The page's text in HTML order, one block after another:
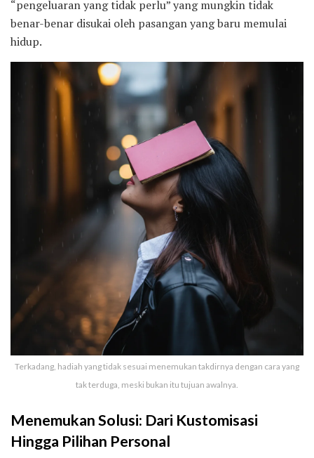
“pengeluaran yang tidak perlu” yang mungkin tidak
benar-benar disukai oleh pasangan yang baru memulai
hidup.
Terkadang, hadiah yang tidak sesuai menemukan takdirnya dengan cara yang
tak terduga, meski bukan itu tujuan awalnya.
Menemukan Solusi: Dari Kustomisasi
Hingga Pilihan Personal